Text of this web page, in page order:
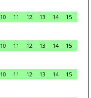
10 11 12 13 14
15
10 11 12 13 14
15
10 11 12 13 14
15